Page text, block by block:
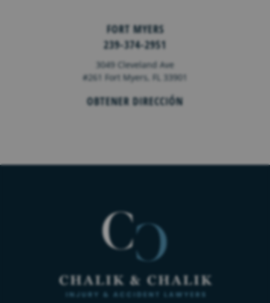
FORT MYERS
239-374-2951
3049 Cleveland Ave
#261 Fort Myers, FL 33901
OBTENER DIRECCIÓN